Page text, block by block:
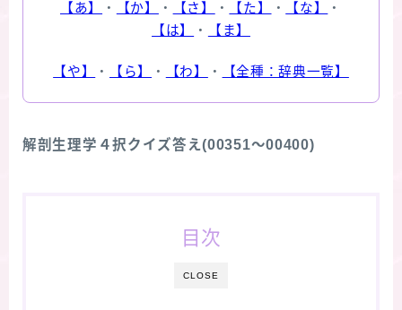
【あ】 ・ 【か】 ・ 【さ】 ・ 【た】 ・ 【な】
・
【は】
・ 【ま】
【や】 ・ 【ら】 ・ 【わ】 ・ 【全種：辞典一覧】
解剖生理学４択クイズ答え(00351～00400)
CLOSE
目次